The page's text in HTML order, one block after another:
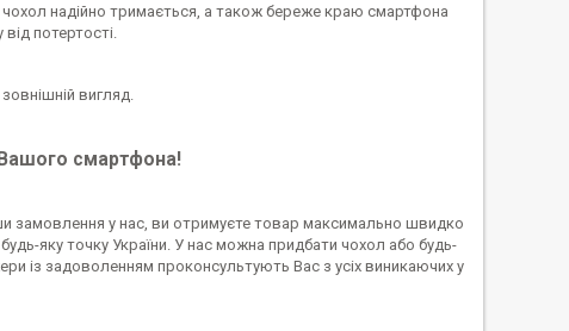
чохол надійно тримається, а також береже краю смартфона
потертості.
вигляд.
Вашого смартфона!
замовлення у нас, ви отримуєте товар максимально швидко
яку точку України. У нас можна придбати чохол або будь-
із задоволенням проконсультують Вас з усіх виникаючих у